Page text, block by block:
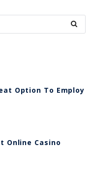
Option To Employ
Online Casino